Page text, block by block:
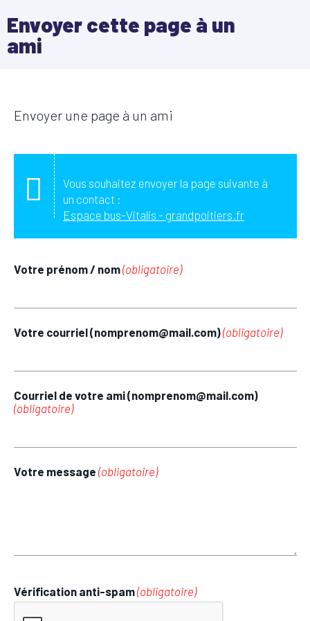
Envoyer cette page à un
ami
Envoyer une page à un ami
Vous souhaitez envoyer la page suivante à
un contact :
Espace bus-Vitalis - grandpoitiers.fr
Votre prénom / nom(obligatoire)
Votre courriel (nomprenom@mail.com)(obligatoire)
Courriel de votre ami (nomprenom@mail.com)
(obligatoire)
Votre message (obligatoire)
Vérification anti-spam(obligatoire)